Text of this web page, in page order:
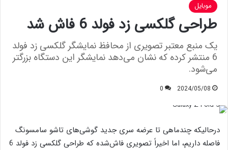
موبایل
طراحی گلکسی زد فولد 6 فاش شد
یک منبع معتبر تصویری از محافظ نمایشگر گلکسی زد فولد
6 منتشر کرده که نشان می‌دهد نمایشگر این دستگاه بزرگتر
می‌شود.
2024/05/08
0
درحالیکه چندماهی تا عرضه سری جدید گوشی‌های تاشو سامسونگ
فاصله داریم، اما اخیراً تصویری فاش‌شده که طراحی گلکسی زد فولد 6